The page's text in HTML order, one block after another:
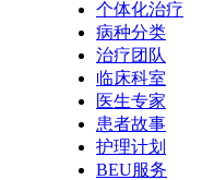
个体化治疗
病种分类
治疗团队
临床科室
医生专家
患者故事
护理计划
BEU服务